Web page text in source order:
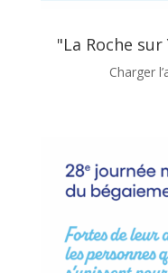
"La Roche
Charger